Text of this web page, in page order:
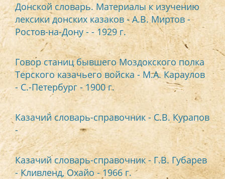
Донской словарь. Материалы к изучению
лексики донских казаков - А.В. Миртов -
Ростов-на-Дону - - 1929 г.
Говор станиц бывшего Моздокского полка
Терского казачьего войска - М.А. Караулов
- С.-Петербург - 1900 г.
Казачий словарь-справочник - С.В. Курапов
-
Казачий словарь-справочник - Г.В. Губарев
- Кливленд, Охайо - 1966 г.